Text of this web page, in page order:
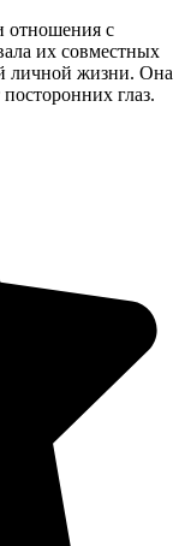
отношения с
их совместных
личной жизни. Она
глаз.